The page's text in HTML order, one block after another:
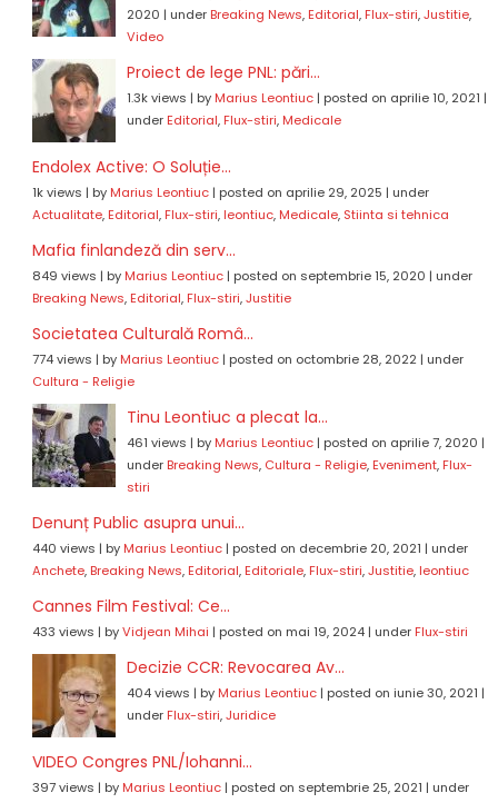
2020 | under Breaking News, Editorial, Flux-stiri,Justitie,
Video
Proiect de lege PNL: pări...
1.3k views | by Marius Leontiuc| posted on aprilie 10, 2021 |
under Editorial, Flux-stiri, Medicale
Endolex Active: O Soluție...
1k views | by Marius Leontiuc| posted on aprilie 29, 2025 | under
Actualitate, Editorial, Flux-stiri, leontiuc, Medicale, Stiinta si tehnica
Mafia finlandeză din serv...
849 views | by Marius Leontiuc| posted on septembrie 15, 2020 | under
Breaking News, Editorial, Flux-stiri,Justitie
Societatea Culturală Româ...
774 views | by Marius Leontiuc| posted on octombrie 28, 2022| under
Cultura - Religie
Tinu Leontiuc a plecat la...
461 views | by Marius Leontiuc| posted on aprilie 7, 2020 |
under Breaking News, Cultura - Religie, Eveniment, Flux-
stiri
Denunț Public asupra unui...
440 views | by Marius Leontiuc| posted on decembrie 20, 2021 | under
Anchete, Breaking News, Editorial, Editoriale, Flux-stiri,Justitie, leontiuc
Cannes Film Festival: Ce...
433 views | byVidjean Mihai | posted on mai 19, 2024| under Flux-stiri
Decizie CCR: Revocarea Av...
404 views | by Marius Leontiuc| posted on iunie 30, 2021 |
under Flux-stiri,Juridice
VIDEO Congres PNL/Iohanni...
397 views | by Marius Leontiuc| posted on septembrie 25, 2021 | under